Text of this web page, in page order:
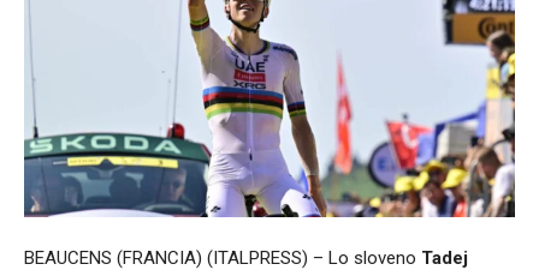
BEAUCENS (FRANCIA) (ITALPRESS) – Lo sloveno Tadej